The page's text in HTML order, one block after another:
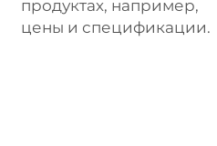
продуктах, например,
цены и спецификации.